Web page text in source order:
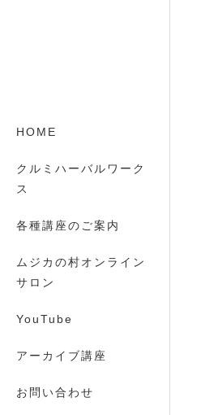
HOME
クルミハーバルワーク
ス
各種講座のご案内
ムジカの村オンライン
サロン
YouTube
アーカイブ講座
お問い合わせ